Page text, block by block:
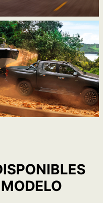
Volante multifunción
Climatizador manual